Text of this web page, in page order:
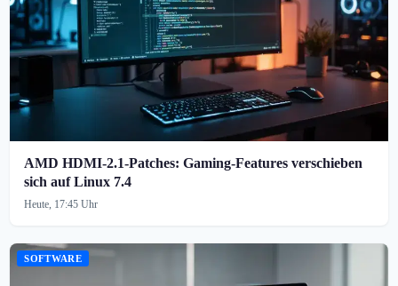
AMD HDMI-2.1-Patches: Gaming-Features verschieben
sich auf Linux 7.4
Heute, 17:45 Uhr
SOFTWARE